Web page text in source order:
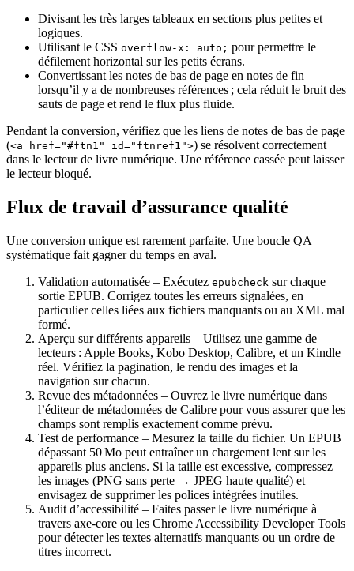
Divisant les très larges tableaux en sections plus petites et
logiques.
Utilisant le CSS overflow-x: auto; pour permettre le
défilement horizontal sur les petits écrans.
Convertissant les notes de bas de page en notes de fin
lorsqu’il y a de nombreuses références ; cela réduit le bruit des
sauts de page et rend le flux plus fluide.
Pendant la conversion, vérifiez que les liens de notes de bas de page
(<a href="#ftn1" id="ftnref1">) se résolvent correctement
dans le lecteur de livre numérique. Une référence cassée peut laisser
le lecteur bloqué.
Flux de travail d’assurance qualité
Une conversion unique est rarement parfaite. Une boucle QA
systématique fait gagner du temps en aval.
Validation automatisée – Exécutez epubcheck sur chaque
sortie EPUB. Corrigez toutes les erreurs signalées, en
particulier celles liées aux fichiers manquants ou au XML mal
formé.
Aperçu sur différents appareils – Utilisez une gamme de
lecteurs : Apple Books, Kobo Desktop, Calibre, et un Kindle
réel. Vérifiez la pagination, le rendu des images et la
navigation sur chacun.
Revue des métadonnées – Ouvrez le livre numérique dans
l’éditeur de métadonnées de Calibre pour vous assurer que les
champs sont remplis exactement comme prévu.
Test de performance – Mesurez la taille du fichier. Un EPUB
dépassant 50 Mo peut entraîner un chargement lent sur les
appareils plus anciens. Si la taille est excessive, compressez
les images (PNG sans perte → JPEG haute qualité) et
envisagez de supprimer les polices intégrées inutiles.
Audit d’accessibilité – Faites passer le livre numérique à
travers axe-core ou les Chrome Accessibility Developer Tools
pour détecter les textes alternatifs manquants ou un ordre de
titres incorrect.